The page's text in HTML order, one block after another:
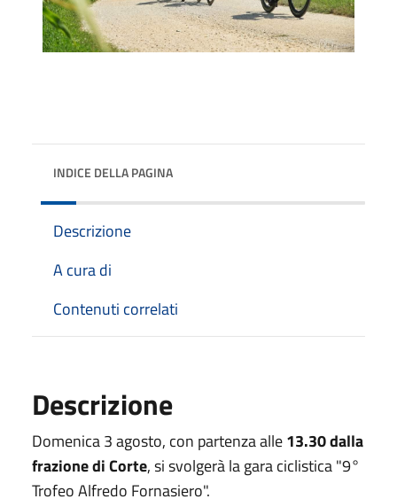
INDICE DELLA PAGINA
Descrizione
A cura di
Contenuti correlati
Descrizione
Domenica 3 agosto, con partenza alle13.30 dalla
frazione di Corte, si svolgerà la gara ciclistica "9°
Trofeo Alfredo Fornasiero".